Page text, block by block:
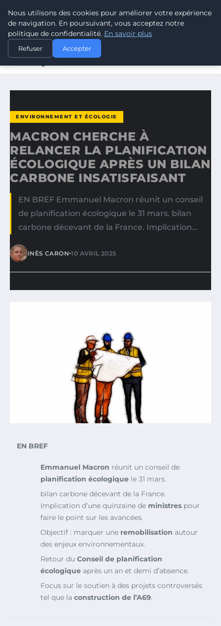
CLIMATE GUARDIAN
ACCUEIL
ENVIRONNEMENT ET ÉCOLOGIE
MACRON CHERCHE À RELANCER LA PLANIFICATION
ENVIRONNEMENT ET ÉCOLOGIE
MACRON CHERCHE À
RELANCER LA PLANIFICATION
ÉCOLOGIQUE APRÈS UN BILAN
CARBONE INSATISFAISANT
EN BREF Emmanuel Macron réunit un conseil
de planification écologique le 31 mars. bilan
carbone décevant de la France. Implication…
INÈS CARON•10 AVRIL 2025
EN BREF
Emmanuel Macron réunit un conseil de
planification écologique le 31 mars.
bilan carbone décevant de la France.
Implication d’une quinzaine de ministres pour
faire le point sur les avancées.
Objectif : marquer une remobilisation autour
des enjeux environnementaux.
Retour du Conseil de planification
écologique après un an et demi d’absence.
Focus sur le soutien à des projets controversés
tel que la construction de l’A69.
Nous utilisons des cookies pour améliorer votre expérience
de navigation. En poursuivant, vous acceptez notre
politique de confidentialité. En savoir plus
Refuser Accepter